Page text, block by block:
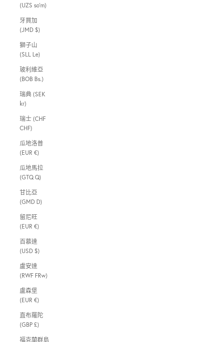
(UZS so'm)
牙買加
(JMD $)
獅子山
(SLL Le)
玻利維亞
(BOB Bs.)
瑞典 (SEK
kr)
瑞士 (CHF
CHF)
瓜地洛普
(EUR €)
瓜地馬拉
(GTQ Q)
甘比亞
(GMD D)
留尼旺
(EUR €)
百慕達
(USD $)
盧安達
(RWF FRw)
盧森堡
(EUR €)
直布羅陀
(GBP £)
福克蘭群島